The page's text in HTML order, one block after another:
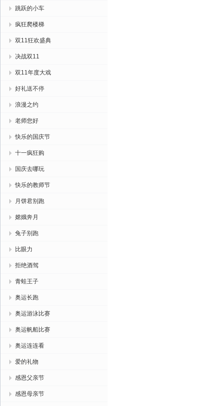
跳跃的小车
疯狂爬楼梯
双11狂欢盛典
决战双11
双11年度大戏
好礼送不停
浪漫之约
老师您好
快乐的国庆节
十一疯狂购
国庆去哪玩
快乐的教师节
月饼君别跑
嫦娥奔月
兔子别跑
比眼力
拒绝酒驾
青蛙王子
奥运长跑
奥运游泳比赛
奥运帆船比赛
奥运连连看
爱的礼物
感恩父亲节
感恩母亲节